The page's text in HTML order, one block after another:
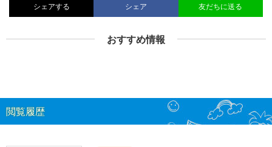
シェアする シェア 友だちに送る
おすすめ情報
閲覧履歴